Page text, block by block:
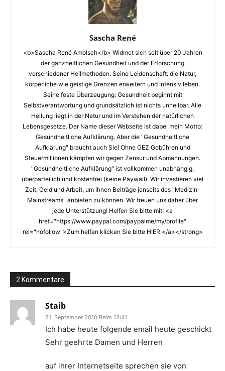
Sascha René
<b>Sascha René Amolsch</b> Widmet sich seit über 20 Jahren
der ganzheitlichen Gesundheit und der Erforschung
verschiedener Heilmethoden. Seine Leidenschaft: die Natur,
körperliche wie geistige Grenzen erweitern und intensiv leben.
Seine feste Überzeugung: Gesundheit beginnt mit
Selbstverantwortung und grundsätzlich ist nichts unheilbar. Alle
Heilung liegt in der Natur und im Verstehen der natürlichen
Lebensgesetze. Der Name dieser Webseite ist dabei mein Motto:
Gesundheitliche Aufklärung. Aber die "Gesundheitliche
Aufklärung" braucht auch Sie! Ohne GEZ Gebühren und
Steuermillionen kämpfen wir gegen Zensur und Abmahnungen.
"Gesundheitliche Aufklärung" ist vollkommen unabhängig,
überparteilich und kostenfrei (keine Paywall). Wir investieren viel
Zeit, Geld und Arbeit, um ihnen Beiträge jenseits des "Medizin-
Mainstreams" anbieten zu können. Wir freuen uns daher über
jede Unterstützung! Helfen Sie bitte mit! <a
href="https://www.paypal.com/paypalme/my/profile"
rel="nofollow">Zum helfen klicken Sie bitte HIER.</a></strong>
2 Kommentare
Staib
21. September 2010 Beim 13:41
Ich habe heute folgende email heute geschickt
Sehr geehrte Damen und Herren
auf ihrer Internetseite sprechen sie von